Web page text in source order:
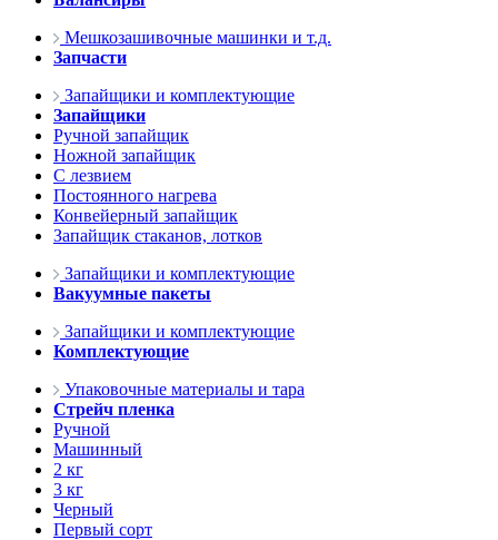
Мешкозашивочные машинки и т.д.
Запчасти
Запайщики и комплектующие
Запайщики
Ручной запайщик
Ножной запайщик
С лезвием
Постоянного нагрева
Конвейерный запайщик
Запайщик стаканов, лотков
Запайщики и комплектующие
Вакуумные пакеты
Запайщики и комплектующие
Комплектующие
Упаковочные материалы и тара
Стрейч пленка
Ручной
Машинный
2 кг
3 кг
Черный
Первый сорт